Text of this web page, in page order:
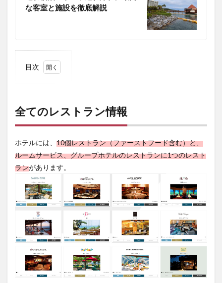
な客室と施設を徹底解説
目次
スト
ラン
情報
2
2.1
セイ
ルフ
ィッ
シュ
カフ
ェ
2.2
3
ラン
全てのレストラン情報
ホテルには、 10個レストラン（ファーストフード含む）と、
ルームサービス、グループホテルのレストランに1つのレスト
ランがあります。